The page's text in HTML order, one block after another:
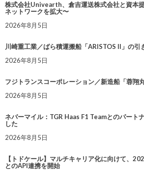
株式会社Univearth、倉吉運送株式会社と資本
ネットワークを拡大〜
2026年8月5日
川崎重工業／ばら積運搬船「ARISTOS II」の引
2026年8月5日
フジトランスコーポレーション／新造船「蓉翔
2026年8月5日
ネバーマイル：TGR Haas F1 Teamとのパート
した
2026年8月5日
【トドケール】マルチキャリア化に向けて、
とのAPI連携を開始